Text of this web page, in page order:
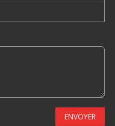
ENVOYER